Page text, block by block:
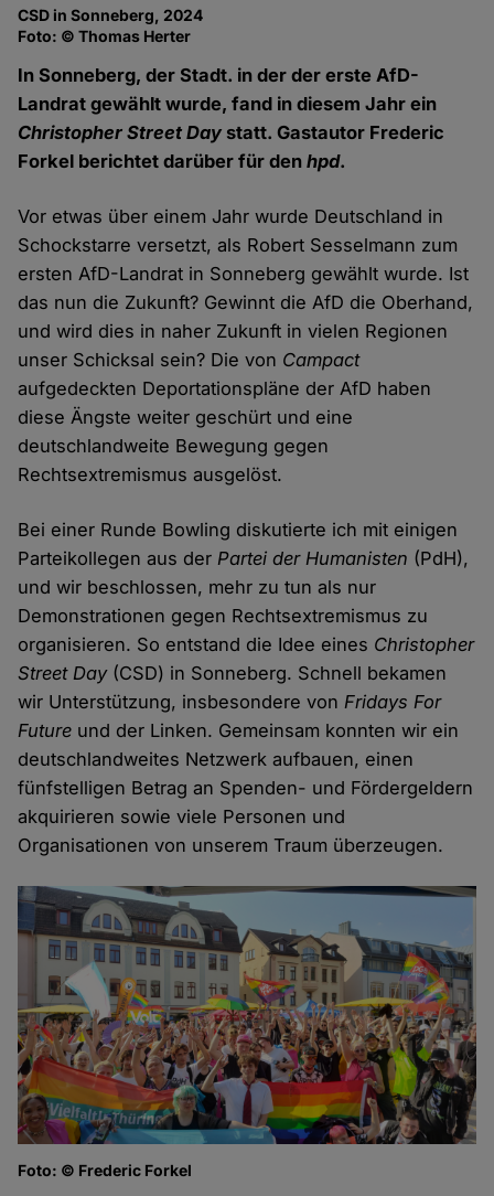
CSD in Sonneberg, 2024
Foto: © Thomas Herter
In Sonneberg, der Stadt. in der der erste AfD-
Landrat gewählt wurde, fand in diesem Jahr ein
Christopher Street Day statt. Gastautor Frederic
Forkel berichtet darüber für denhpd.
Vor etwas über einem Jahr wurde Deutschland in
Schockstarre versetzt, als Robert Sesselmann zum
ersten AfD-Landrat in Sonneberg gewählt wurde. Ist
das nun die Zukunft? Gewinnt die AfD die Oberhand,
und wird dies in naher Zukunft in vielen Regionen
unser Schicksal sein? Die von Campact
aufgedeckten Deportationspläne der AfD haben
diese Ängste weiter geschürt und eine
deutschlandweite Bewegung gegen
Rechtsextremismus ausgelöst.
Bei einer Runde Bowling diskutierte ich mit einigen
Parteikollegen aus derPartei der Humanisten (PdH),
und wir beschlossen, mehr zu tun als nur
Demonstrationen gegen Rechtsextremismus zu
organisieren. So entstand die Idee eines Christopher
Street Day(CSD) in Sonneberg. Schnell bekamen
wir Unterstützung, insbesondere vonFridays For
Future und der Linken. Gemeinsam konnten wir ein
deutschlandweites Netzwerk aufbauen, einen
fünfstelligen Betrag an Spenden- und Fördergeldern
akquirieren sowie viele Personen und
Organisationen von unserem Traum überzeugen.
Foto: © Frederic Forkel